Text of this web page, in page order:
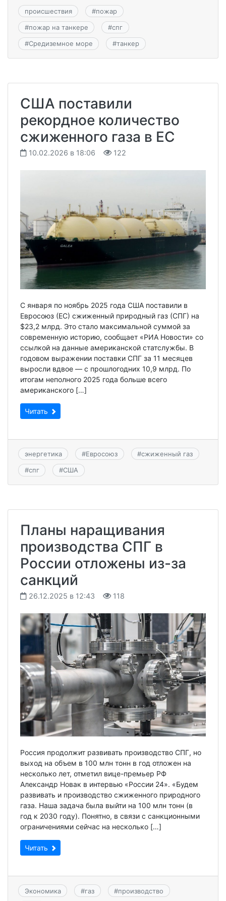
происшествия #пожар
#пожар на танкере #спг
#Средиземное море #танкер
США поставили
рекордное количество
сжиженного газа в ЕС
10.02.2026 в 18:06 122
С января по ноябрь 2025 года США поставили в
Евросоюз (ЕС) сжиженный природный газ (СПГ) на
$23,2 млрд. Это стало максимальной суммой за
современную историю, сообщает «РИА Новости» со
ссылкой на данные американской статслужбы. В
годовом выражении поставки СПГ за 11 месяцев
выросли вдвое — с прошлогодних 10,9 млрд. По
итогам неполного 2025 года больше всего
американского […]
Читать
энергетика #Евросоюз #сжиженный газ
#спг #США
Планы наращивания
производства СПГ в
России отложены из-за
санкций
26.12.2025 в 12:43 118
Россия продолжит развивать производство СПГ, но
выход на объем в 100 млн тонн в год отложен на
несколько лет, отметил вице-премьер РФ
Александр Новак в интервью «России 24». «Будем
развивать и производство сжиженного природного
газа. Наша задача была выйти на 100 млн тонн (в
год к 2030 году). Понятно, в связи с санкционными
ограничениями сейчас на несколько […]
Читать
Экономика #газ #производство